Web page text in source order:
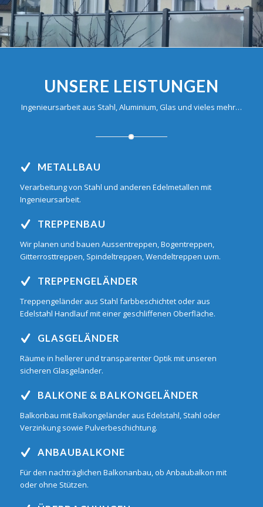
UNSERE LEISTUNGEN
Ingenieursarbeit aus Stahl, Aluminium, Glas und vieles mehr…
METALLBAU
Verarbeitung von Stahl und anderen Edelmetallen mit
Ingenieursarbeit.
TREPPENBAU
Wir planen und bauen Aussentreppen, Bogentreppen,
Gitterrosttreppen, Spindeltreppen, Wendeltreppen uvm.
TREPPENGELÄNDER
Treppengeländer aus Stahl farbbeschichtet oder aus
Edelstahl Handlauf mit einer geschliffenen Oberfläche.
GLASGELÄNDER
Räume in hellerer und transparenter Optik mit unseren
sicheren Glasgeländer.
BALKONE & BALKONGELÄNDER
Balkonbau mit Balkongeländer aus Edelstahl, Stahl oder
Verzinkung sowie Pulverbeschichtung.
ANBAUBALKONE
Für den nachträglichen Balkonanbau, ob Anbaubalkon mit
oder ohne Stützen.